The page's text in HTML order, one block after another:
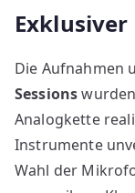
Die Aufnahmen
Sessions
Analogkette
Instrumente
Wahl der